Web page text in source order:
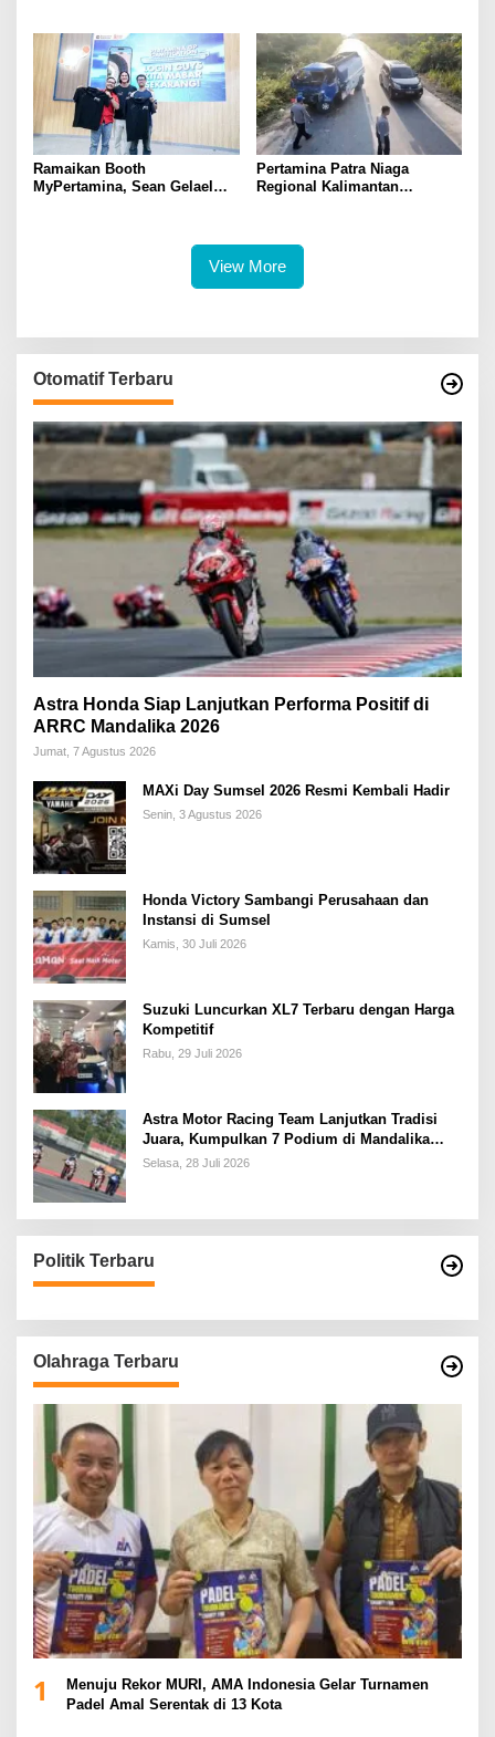
Ramaikan Booth
MyPertamina, Sean Gelael
Pertamina Patra Niaga
Regional Kalimantan
Terdaftar sebagai Armada
Operasional
View More
Otomatif Terbaru
Astra Honda Siap Lanjutkan Performa Positif di
ARRC Mandalika 2026
Jumat, 7 Agustus 2026
MAXi Day Sumsel 2026 Resmi Kembali Hadir
Senin, 3 Agustus 2026
Honda Victory Sambangi Perusahaan dan
Instansi di Sumsel
Kamis, 30 Juli 2026
Suzuki Luncurkan XL7 Terbaru dengan Harga
Kompetitif
Rabu, 29 Juli 2026
Astra Motor Racing Team Lanjutkan Tradisi
Juara, Kumpulkan 7 Podium di Mandalika
Racing Series Putaran ke 3
Selasa, 28 Juli 2026
Politik Terbaru
Olahraga Terbaru
1
Menuju Rekor MURI, AMA Indonesia Gelar Turnamen
Padel Amal Serentak di 13 Kota